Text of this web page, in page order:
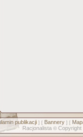
publikacji] [ Bannery] [
Racjonalista © Copyright